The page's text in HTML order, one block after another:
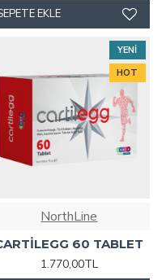
EKLE
YENI
HOT
NorthLine
60 TABLET
1.770,00TL